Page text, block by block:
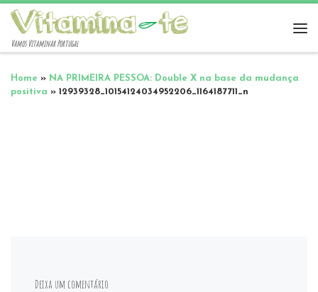
Vamos Vitaminar Portugal
Home » NA PRIMEIRA PESSOA: Double X na base da mudança
positiva » 12939328_10154124034952206_1164187711_n
Deixa um comentário